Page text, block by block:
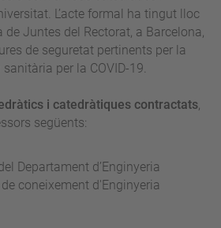
L’acte formal ha tingut lloc
de Juntes del Rectorat, a Barcelona,
de seguretat pertinents per la
per la COVID-19.
i catedràtiques contractats
següents:
Departament d’Enginyeria
coneixement d'Enginyeria